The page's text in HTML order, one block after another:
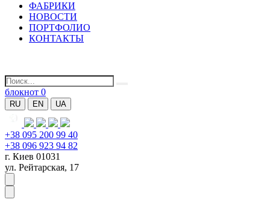
ФАБРИКИ
НОВОСТИ
ПОРТФОЛИО
КОНТАКТЫ
блокнот 0
RU EN UA
+38 095 200 99 40
+38 096 923 94 82
г. Киев 01031
ул. Рейтарская, 17